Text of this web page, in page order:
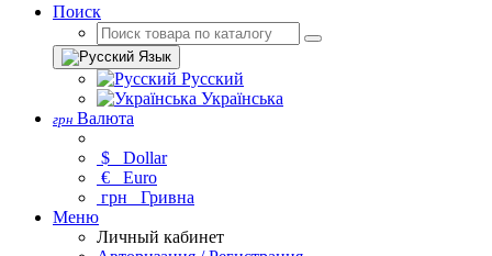
Поиск
Язык
Русский
Українська
грн Валюта
$ Dollar
€ Euro
грн Гривна
Меню
Личный кабинет